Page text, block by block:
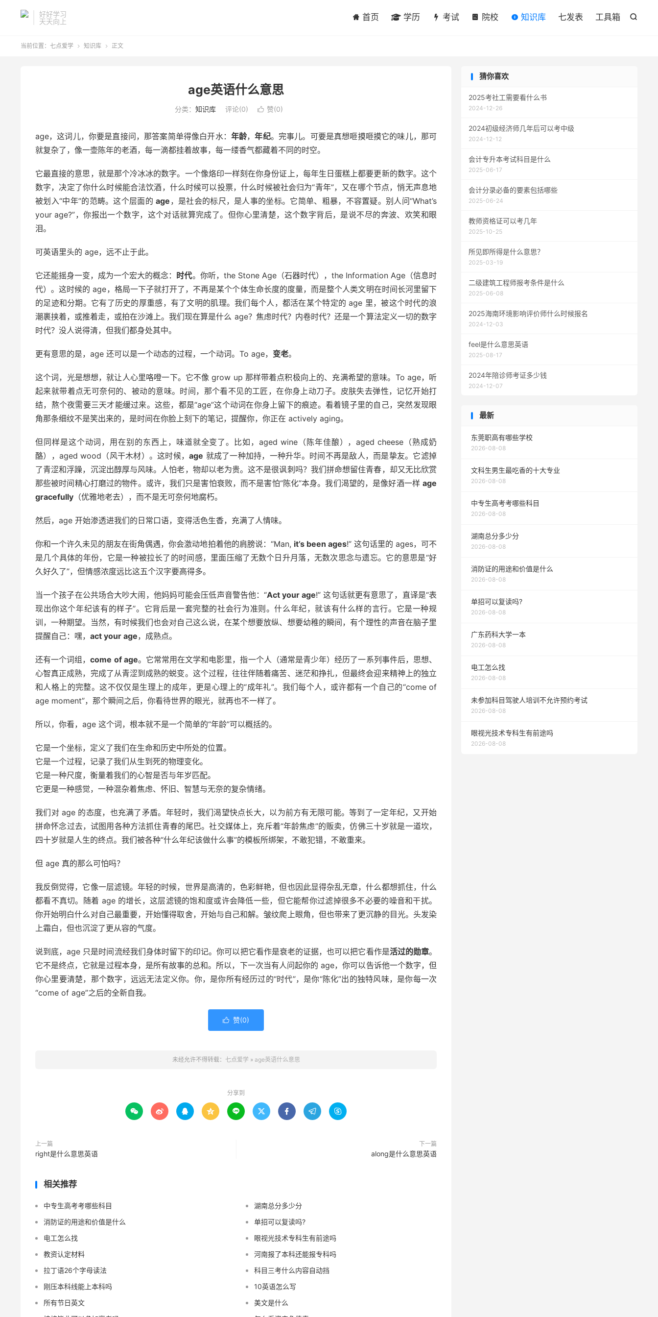
好好学习
天天向上

首页 学历 考试 院校 知识库 七发表 工具箱
当前位置： 七点爱学  知识库  正文
age英语什么意思
分类： 知识库 评论(0)  赞(0)
age，这词儿，你要是直接问，那答案简单得像白开水： 年龄，年纪。完事儿。可要是真想咂摸咂摸它的味儿，那可
就复杂了，像一壶陈年的老酒，每一滴都挂着故事，每一缕香气都藏着不同的时空。
它最直接的意思，就是那个冷冰冰的数字。一个像烙印一样刻在你身份证上，每年生日蛋糕上都要更新的数字。这个
数字，决定了你什么时候能合法饮酒，什么时候可以投票，什么时候被社会归为“青年”，又在哪个节点，悄无声息地
被划入“中年”的范畴。这个层面的age ，是社会的标尺，是人事的坐标。它简单、粗暴，不容置疑。别人问“What’s
your age?”，你报出一个数字，这个对话就算完成了。但你心里清楚，这个数字背后，是说不尽的奔波、欢笑和眼
泪。
可英语里头的 age，远不止于此。
它还能摇身一变，成为一个宏大的概念： 时代。你听，the Stone Age（石器时代），the Information Age（信息时
代）。这时候的 age，格局一下子就打开了，不再是某个个体生命长度的度量，而是整个人类文明在时间长河里留下
的足迹和分期。它有了历史的厚重感，有了文明的肌理。我们每个人，都活在某个特定的 age 里，被这个时代的浪
潮裹挟着，或推着走，或拍在沙滩上。我们现在算是什么 age？焦虑时代？内卷时代？还是一个算法定义一切的数字
时代？没人说得清，但我们都身处其中。
更有意思的是，age 还可以是一个动态的过程，一个动词。To age， 变老。
这个词，光是想想，就让人心里咯噔一下。它不像 grow up 那样带着点积极向上的、充满希望的意味。To age，听
起来就带着点无可奈何的、被动的意味。时间，那个看不见的工匠，在你身上动刀子。皮肤失去弹性，记忆开始打
结，熬个夜需要三天才能缓过来。这些，都是“age”这个动词在你身上留下的痕迹。看着镜子里的自己，突然发现眼
角那条细纹不是笑出来的，是时间在你脸上刻下的笔记，提醒你，你正在 actively aging。
但同样是这个动词，用在别的东西上，味道就全变了。比如，aged wine（陈年佳酿），aged cheese（熟成奶
酪），aged wood（风干木材）。这时候，age 就成了一种加持，一种升华。时间不再是敌人，而是挚友。它滤掉
了青涩和浮躁，沉淀出醇厚与风味。人怕老，物却以老为贵。这不是很讽刺吗？我们拼命想留住青春，却又无比欣赏
那些被时间精心打磨过的物件。或许，我们只是害怕衰败，而不是害怕“陈化”本身。我们渴望的，是像好酒一样 age
gracefully （优雅地老去），而不是无可奈何地腐朽。
然后，age 开始渗透进我们的日常口语，变得活色生香，充满了人情味。
你和一个许久未见的朋友在街角偶遇，你会激动地拍着他的肩膀说：“Man, it’s been ages!” 这句话里的 ages，可不
是几个具体的年份，它是一种被拉长了的时间感，里面压缩了无数个日升月落，无数次思念与遗忘。它的意思是“好
久好久了”，但情感浓度远比这五个汉字要高得多。
当一个孩子在公共场合大吵大闹，他妈妈可能会压低声音警告他：“Act your age!” 这句话就更有意思了，直译是“表
现出你这个年纪该有的样子”。它背后是一套完整的社会行为准则。什么年纪，就该有什么样的言行。它是一种规
训，一种期望。当然，有时候我们也会对自己这么说，在某个想要放纵、想要幼稚的瞬间，有个理性的声音在脑子里
提醒自己：嘿， act your age，成熟点。
还有一个词组，come of age。它常常用在文学和电影里，指一个人（通常是青少年）经历了一系列事件后，思想、
心智真正成熟，完成了从青涩到成熟的蜕变。这个过程，往往伴随着痛苦、迷茫和挣扎，但最终会迎来精神上的独立
和人格上的完整。这不仅仅是生理上的成年，更是心理上的“成年礼”。我们每个人，或许都有一个自己的“come of
age moment”，那个瞬间之后，你看待世界的眼光，就再也不一样了。
所以，你看，age 这个词，根本就不是一个简单的“年龄”可以概括的。
它是一个坐标，定义了我们在生命和历史中所处的位置。
它是一个过程，记录了我们从生到死的物理变化。
它是一种尺度，衡量着我们的心智是否与年岁匹配。
它更是一种感觉，一种混杂着焦虑、怀旧、智慧与无奈的复杂情绪。
我们对 age 的态度，也充满了矛盾。年轻时，我们渴望快点长大，以为前方有无限可能。等到了一定年纪，又开始
拼命怀念过去，试图用各种方法抓住青春的尾巴。社交媒体上，充斥着“年龄焦虑”的贩卖，仿佛三十岁就是一道坎，
四十岁就是人生的终点。我们被各种“什么年纪该做什么事”的模板所绑架，不敢犯错，不敢重来。
但 age 真的那么可怕吗？
我反倒觉得，它像一层滤镜。年轻的时候，世界是高清的，色彩鲜艳，但也因此显得杂乱无章，什么都想抓住，什么
都看不真切。随着 age 的增长，这层滤镜的饱和度或许会降低一些，但它能帮你过滤掉很多不必要的噪音和干扰。
你开始明白什么对自己最重要，开始懂得取舍，开始与自己和解。皱纹爬上眼角，但也带来了更沉静的目光。头发染
上霜白，但也沉淀了更从容的气度。
说到底，age 只是时间流经我们身体时留下的印记。你可以把它看作是衰老的证据，也可以把它看作是活过的勋章。
它不是终点，它就是过程本身，是所有故事的总和。所以，下一次当有人问起你的 age，你可以告诉他一个数字，但
你心里要清楚，那个数字，远远无法定义你。你，是你所有经历过的“时代”，是你“陈化”出的独特风味，是你每一次
“come of age”之后的全新自我。
 赞(0)
未经允许不得转载： 七点爱学 » age英语什么意思
分享到
        
上一篇
right是什么意思英语
下一篇
along是什么意思英语
相关推荐
中专生高考考哪些科目
湖南总分多少分
消防证的用途和价值是什么
单招可以复读吗?
电工怎么找
眼视光技术专科生有前途吗
教资认定材料
河南报了本科还能报专科吗
拉丁语26个字母读法
科目三考什么内容自动挡
刚压本科线能上本科吗
10英语怎么写
所有节日英文
美文是什么
猜你喜欢
2025考社工需要看什么书
2024-12-26
2024初级经济师几年后可以考中级
2024-12-12
会计专升本考试科目是什么
2025-06-17
会计分录必备的要素包括哪些
2025-06-24
教师资格证可以考几年
2025-10-25
所见即所得是什么意思？
2025-03-19
二级建筑工程师报考条件是什么
2025-06-08
2025海南环境影响评价师什么时候报名
2024-12-03
feel是什么意思英语
2025-08-17
2024年陪诊师考证多少钱
2024-12-07
最新
东莞职高有哪些学校
2026-08-08
文科生男生最吃香的十大专业
2026-08-08
中专生高考考哪些科目
2026-08-08
湖南总分多少分
2026-08-08
消防证的用途和价值是什么
2026-08-08
单招可以复读吗?
2026-08-08
广东药科大学一本
2026-08-08
电工怎么找
2026-08-08
未参加科目驾驶人培训不允许预约考试
2026-08-08
眼视光技术专科生有前途吗
2026-08-08